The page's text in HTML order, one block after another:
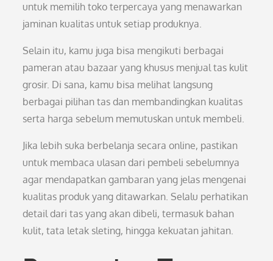
untuk memilih toko terpercaya yang menawarkan
jaminan kualitas untuk setiap produknya.
Selain itu, kamu juga bisa mengikuti berbagai
pameran atau bazaar yang khusus menjual tas kulit
grosir. Di sana, kamu bisa melihat langsung
berbagai pilihan tas dan membandingkan kualitas
serta harga sebelum memutuskan untuk membeli.
Jika lebih suka berbelanja secara online, pastikan
untuk membaca ulasan dari pembeli sebelumnya
agar mendapatkan gambaran yang jelas mengenai
kualitas produk yang ditawarkan. Selalu perhatikan
detail dari tas yang akan dibeli, termasuk bahan
kulit, tata letak sleting, hingga kekuatan jahitan.